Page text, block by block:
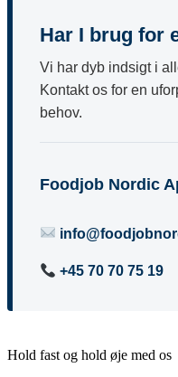
Har I brug for
Vi har dyb indsigt i
Kontakt os for en
behov.
Foodjob Nordic
+45 70 70 75 19
Hold fast og hold øje med os